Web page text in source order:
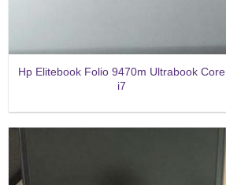
Hp Elitebook Folio 9470m Ultrabook Core
i7